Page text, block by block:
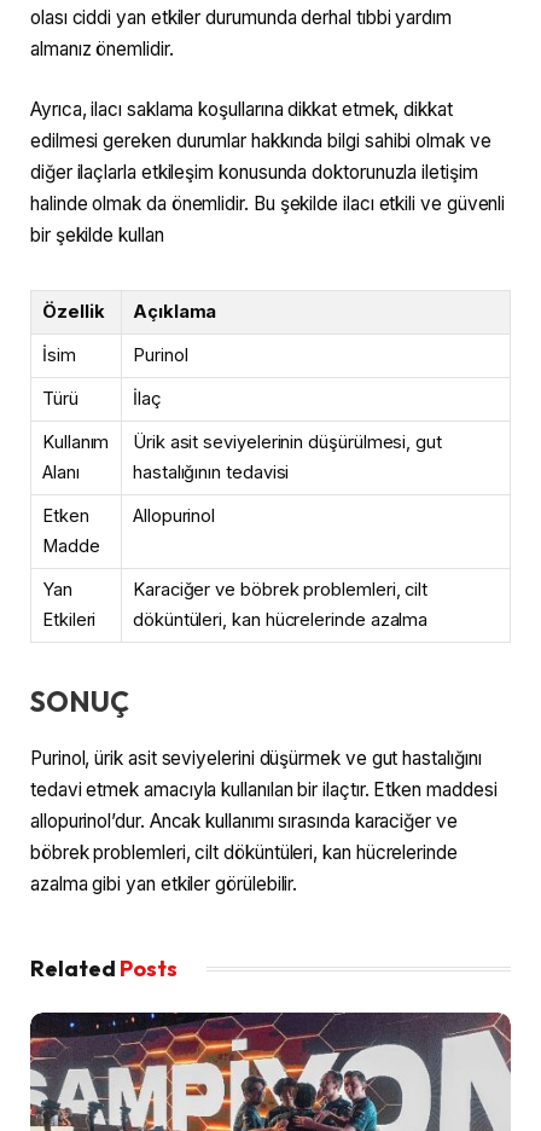
olası ciddi yan etkiler durumunda derhal tıbbi yardım
almanız önemlidir.
Ayrıca, ilacı saklama koşullarına dikkat etmek, dikkat
edilmesi gereken durumlar hakkında bilgi sahibi olmak ve
diğer ilaçlarla etkileşim konusunda doktorunuzla iletişim
halinde olmak da önemlidir. Bu şekilde ilacı etkili ve güvenli
bir şekilde kullan
Özellik
Açıklama
İsim
Purinol
Türü
İlaç
Kullanım
Alanı
Ürik asit seviyelerinin düşürülmesi, gut
hastalığının tedavisi
Etken
Madde
Allopurinol
Yan
Etkileri
Karaciğer ve böbrek problemleri, cilt
döküntüleri, kan hücrelerinde azalma
SONUÇ
Purinol, ürik asit seviyelerini düşürmek ve gut hastalığını
tedavi etmek amacıyla kullanılan bir ilaçtır. Etken maddesi
allopurinol’dur. Ancak kullanımı sırasında karaciğer ve
böbrek problemleri, cilt döküntüleri, kan hücrelerinde
azalma gibi yan etkiler görülebilir.
Related Posts